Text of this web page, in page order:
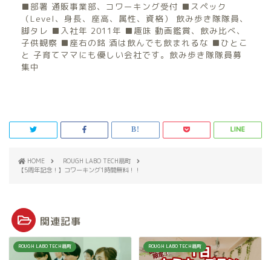
■部署 通販事業部、コワーキング受付 ■スペック
（Level、身長、座高、属性、資格） 飲み歩き隊隊員、
脚タレ ■入社年 2011年 ■趣味 動画鑑賞、飲み比べ、
子供観察 ■座右の銘 酒は飲んでも飲まれるな ■ひとこ
と 子育てママにも優しい会社です。飲み歩き隊隊員募
集中
HOME
ROUGH LABO TECH扇町
【5周年記念！】コワーキング1時間無料！！
関連記事
ROUGH LABO TECH扇町 ROUGH LABO TECH扇町